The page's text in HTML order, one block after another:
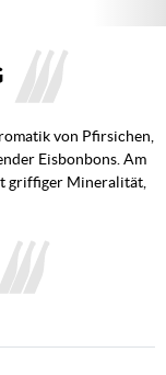
von Pfirsichen,
Eisbonbons. Am
griffiger Mineralität,